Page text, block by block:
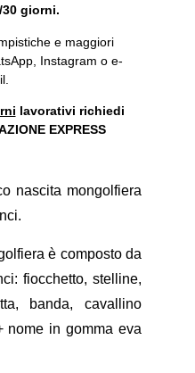
30 giorni.
e maggiori
Instagram o e-
lavorativi richiedi
EXPRESS
nascita mongolfiera
è composto da
fiocchetto, stelline,
banda, cavallino
nome in gomma eva